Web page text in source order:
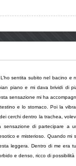
sentita subito nel bacino e
piano e mi dava brividi di
sensazione mi ha
e lo stomaco. Poi la
cerchi dentro la trachea,
sensazione di partecipare a
e misterioso. Quando mi
leggera. Dentro di me era
e denso, ricco di possibilità